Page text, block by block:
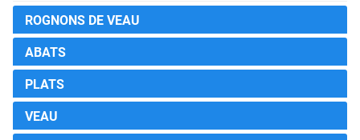
ROGNONS DE VEAU
ABATS
PLATS
VEAU